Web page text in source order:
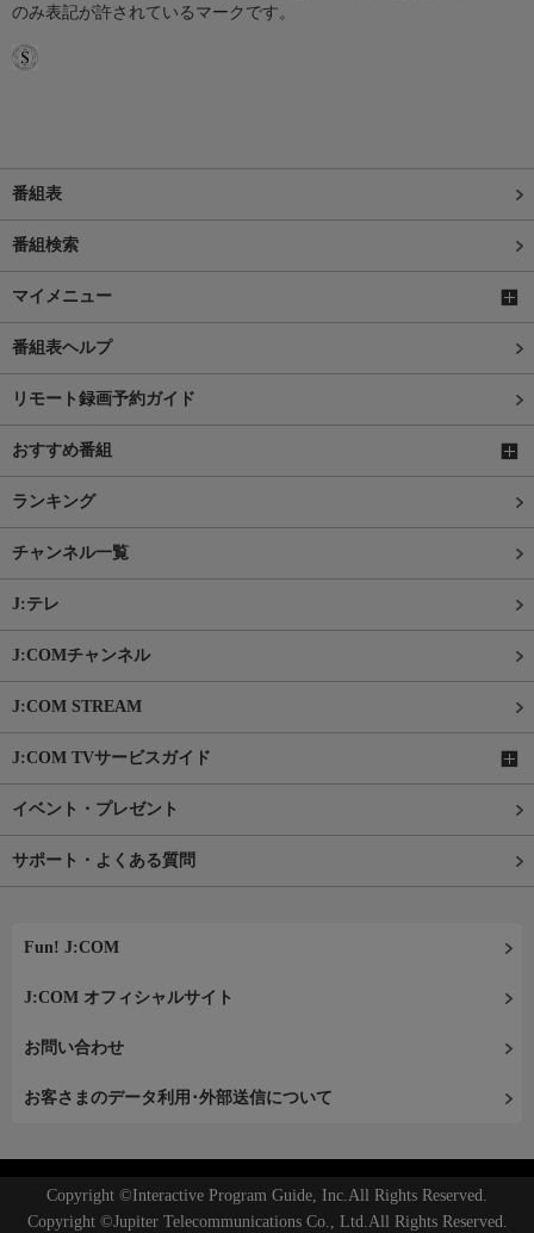
のみ表記が許されているマークです。
番組表
番組検索
マイメニュー
番組表ヘルプ
リモート録画予約ガイド
おすすめ番組
ランキング
チャンネル一覧
J:テレ
J:COMチャンネル
J:COM STREAM
J:COM TVサービスガイド
イベント・プレゼント
サポート・よくある質問
Fun! J:COM
J:COM オフィシャルサイト
お問い合わせ
お客さまのデータ利用･外部送信について
Copyright ©Interactive Program Guide, Inc.All Rights Reserved.
Copyright ©Jupiter Telecommunications Co., Ltd.All Rights Reserved.